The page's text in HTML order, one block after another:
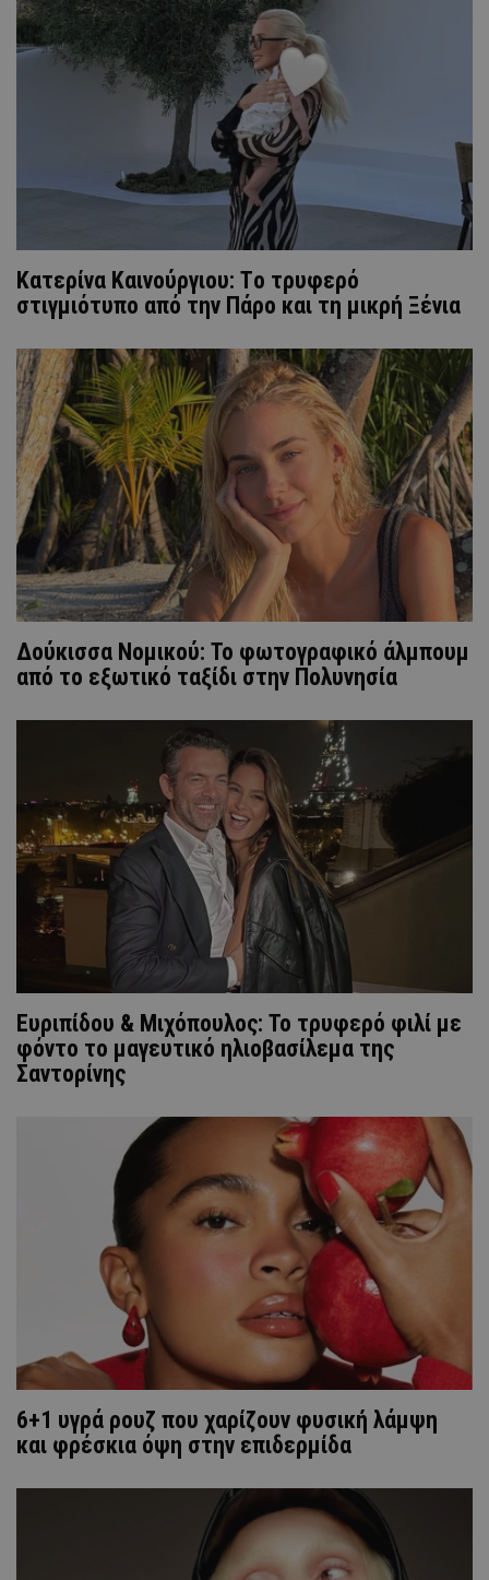
Κατερίνα Καινούργιου: Tο τρυφερό
στιγμιότυπο από την Πάρο και τη μικρή Ξένια
Δούκισσα Νομικού: Το φωτογραφικό άλμπουμ
από το εξωτικό ταξίδι στην Πολυνησία
Ευριπίδου & Μιχόπουλος: Το τρυφερό φιλί με
φόντο το μαγευτικό ηλιοβασίλεμα της
Σαντορίνης
6+1 υγρά ρουζ που χαρίζουν φυσική λάμψη
και φρέσκια όψη στην επιδερμίδα